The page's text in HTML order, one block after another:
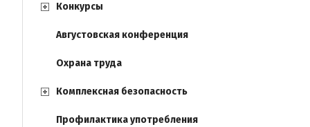
Конкурсы
Августовская конференция
Охрана труда
Комплексная безопасность
Профилактика употребления